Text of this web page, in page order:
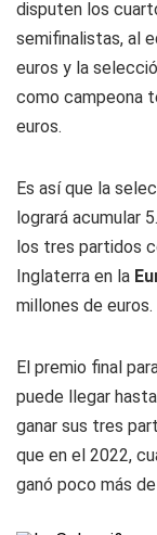
disputen los
semifinalistas, al
euros y la
como campeona
euros.
Es así que la
logrará acumular
los tres partidos
Inglaterra en la
millones de euros.
El premio final
puede llegar
ganar sus tres
que en el 2022,
ganó poco más